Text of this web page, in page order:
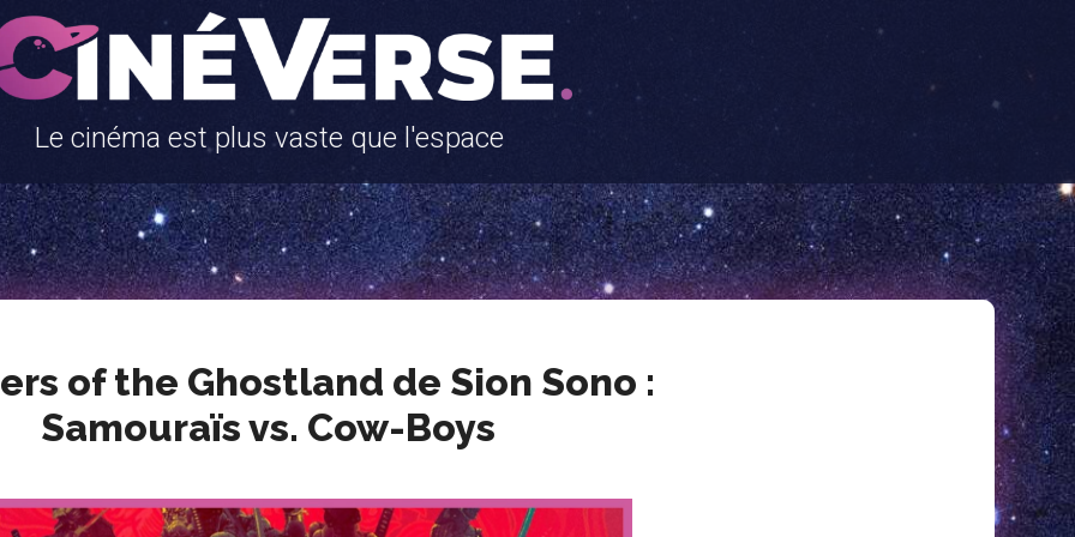
Le cinéma est plus vaste que l'espace
of the Ghostland de Sion Sono :
Samouraïs vs. Cow-Boys